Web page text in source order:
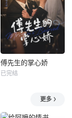
傅先生的掌心娇
已完结
更多